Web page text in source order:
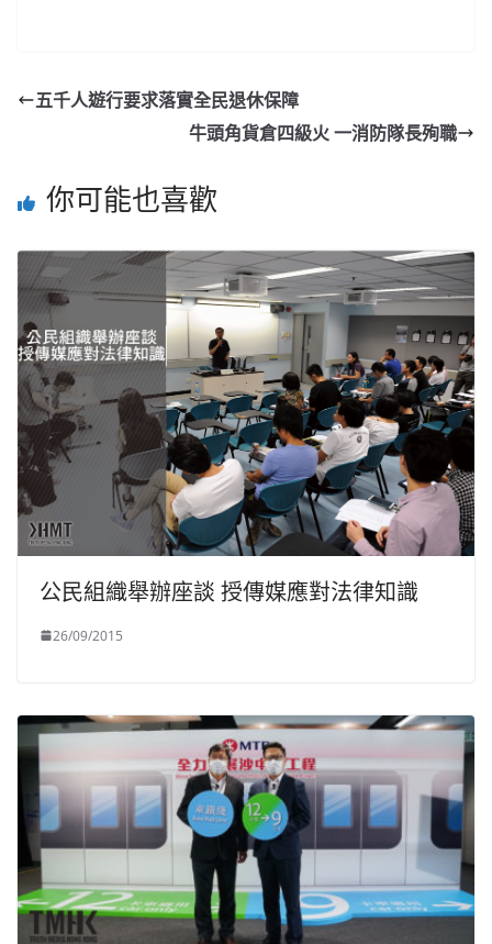
五千人遊行要求落實全民退休保障
牛頭角貨倉四級火 一消防隊長殉職
你可能也喜歡
公民組織舉辦座談 授傳媒應對法律知識
26/09/2015